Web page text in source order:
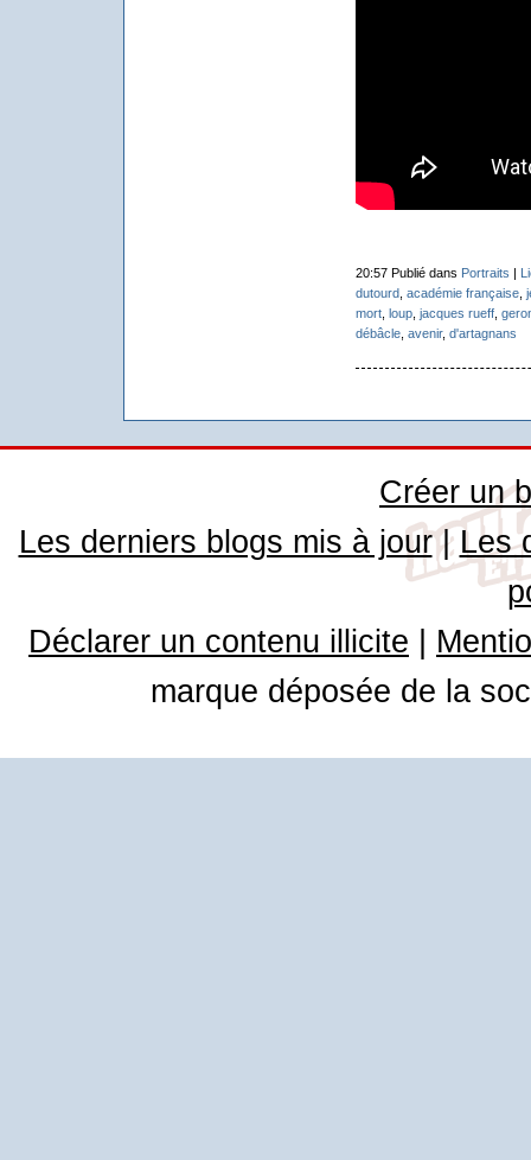
20:57 Publié dans Portraits |
dutourd, académie française,
mort, loup, jacques rueff,
débâcle, avenir, d'artagnans
Créer un
Les derniers blogs mis à jour| Les
Déclarer un contenu illicite
marque déposée de la